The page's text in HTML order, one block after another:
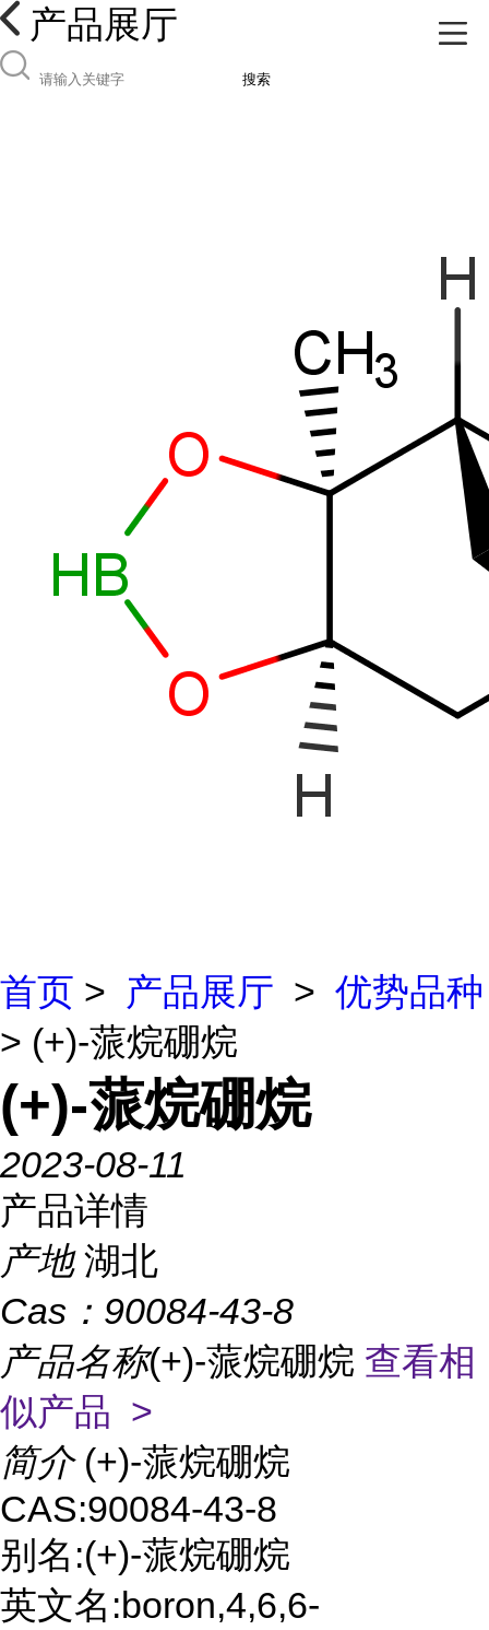
产品展厅
搜索
首页 > 产品展厅 > 优势品种
> (+)-蒎烷硼烷
(+)-蒎烷硼烷
2023-08-11
产品详情
产地 湖北
Cas： 90084-43-8
产品名称(+)-蒎烷硼烷 查看相
似产品 >
简介 (+)-蒎烷硼烷
CAS:90084-43-8
别名:(+)-蒎烷硼烷
英文名:boron,4,6,6-